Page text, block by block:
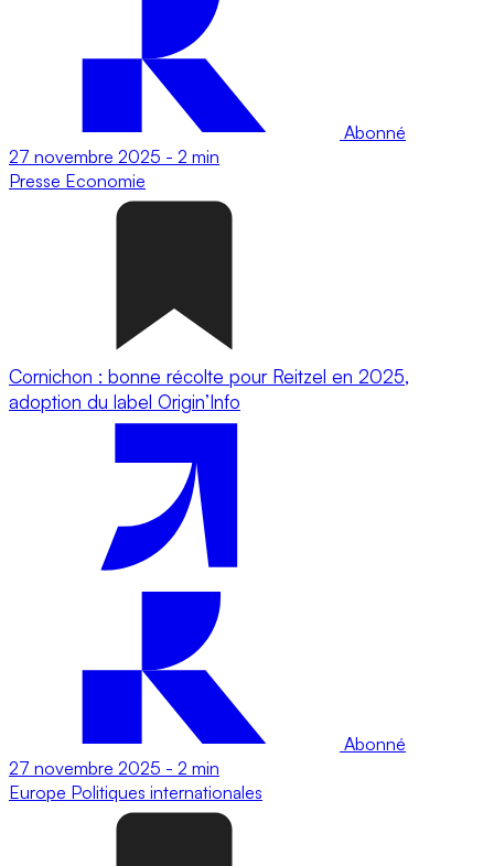
Abonné
27 novembre 2025 - 2 min
Presse Economie
Cornichon : bonne récolte pour Reitzel en 2025,
adoption du label Origin’Info
Abonné
27 novembre 2025 - 2 min
Europe Politiques internationales